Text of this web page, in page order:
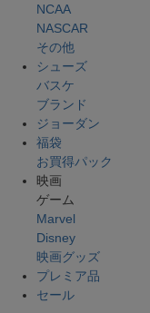
NCAA
NASCAR
その他
シューズ
バスケ
ブランド
ジョーダン
福袋
お買得パック
映画
ゲーム
Marvel
Disney
映画グッズ
プレミア品
セール